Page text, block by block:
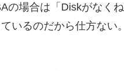
の場合は「Diskがなく
いるのだから仕方ない